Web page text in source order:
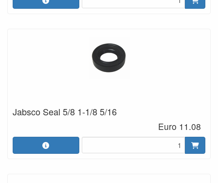
Jabsco Seal 5/8 1-1/8 5/16
Euro 11.08